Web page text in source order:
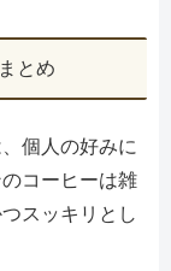
とめ
個人の好みに
コーヒーは雑
スッキリとし